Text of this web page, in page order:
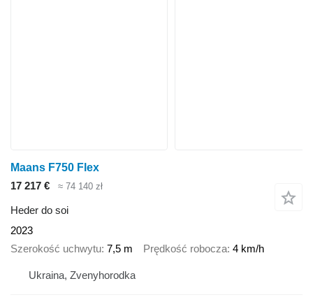
Maans F750 Flex
17 217 €
≈ 74 140 zł
Heder do soi
2023
Szerokość uchwytu 7,5 m Prędkość robocza 4 km/h
Ukraina, Zvenyhorodka